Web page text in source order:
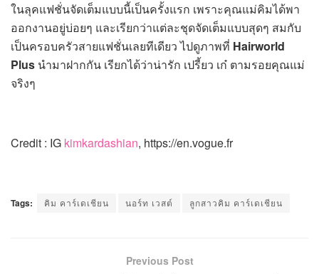
ในลุคแฟชั่นจัดเต็มแบบนี้เป็นครั้งแรก เพราะคุณแม่คิมได้พา
ออกงานอยู่บ่อยๆ และเรียกว่าแต่ละชุดจัดเต็มแบบสุดๆ สมกับ
เป็นครอบครัวสายแฟชั่นเลยทีเดียว ไปดูภาพที่ Hairworld
Plus นำมาฝากกัน เรียกได้ว่าน่ารัก เปรี้ยว เก๋ ตามรอยคุณแม่
จริงๆ
Credit : IG kimkardashian, https://en.vogue.fr
Tags: คิม คาร์เดเชียน นอร์ท เวสต์ ลูกสาวคิม คาร์เดเชียน
Previous Post